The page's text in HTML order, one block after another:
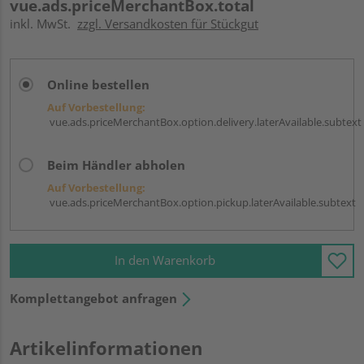
vue.ads.priceMerchantBox.total
inkl. MwSt. zzgl. Versandkosten für Stückgut
Online bestellen
Auf Vorbestellung:
vue.ads.priceMerchantBox.option.delivery.laterAvailable.subtext
Beim Händler abholen
Auf Vorbestellung:
vue.ads.priceMerchantBox.option.pickup.laterAvailable.subtext
In den Warenkorb
Komplettangebot anfragen
Artikelinformationen